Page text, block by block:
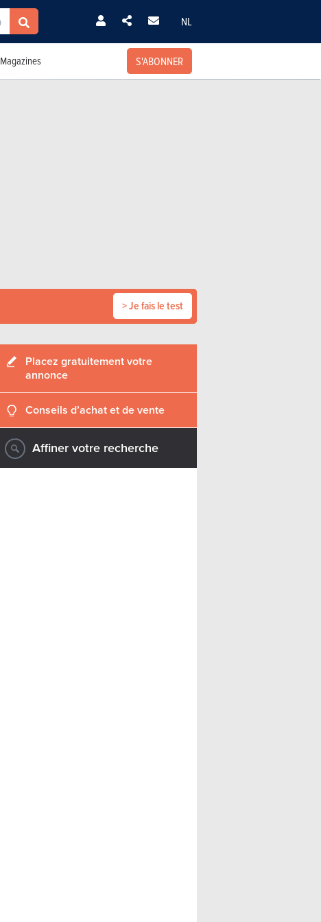
NL
Magazines S'ABONNER
> Je fais le test
Placez gratuitement votre
annonce
Conseils d’achat et de vente
Affiner votre recherche